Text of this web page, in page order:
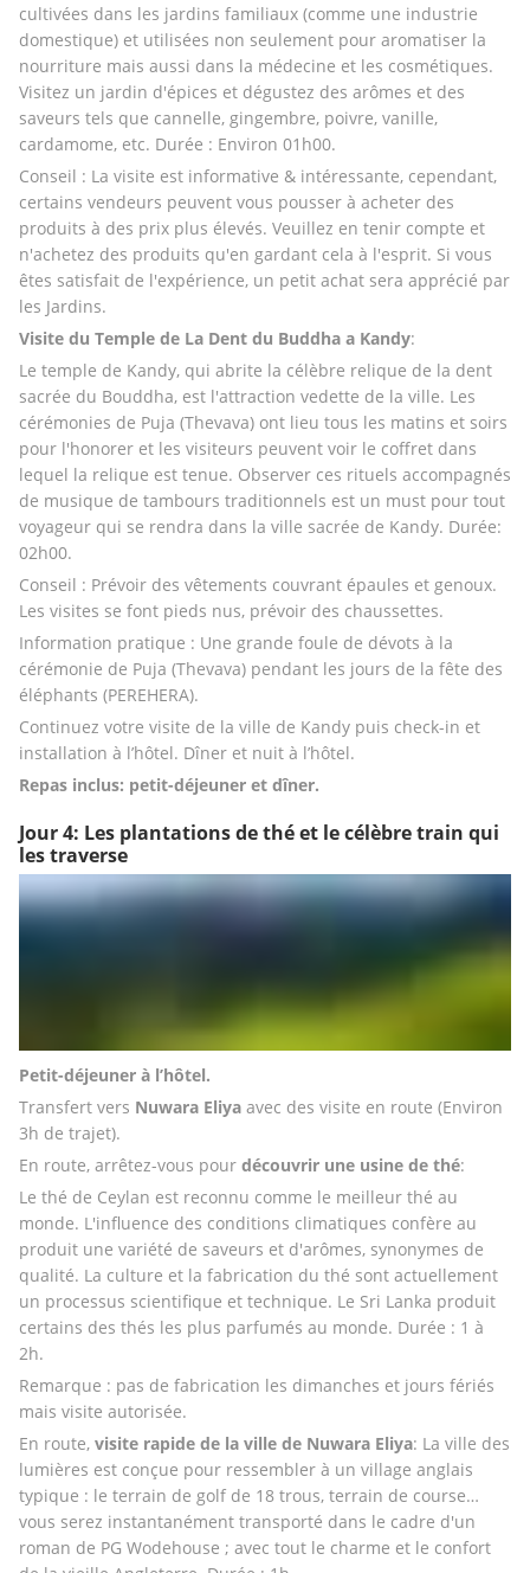
cultivées dans les jardins familiaux (comme une industrie
domestique) et utilisées non seulement pour aromatiser la
nourriture mais aussi dans la médecine et les cosmétiques.
Visitez un jardin d'épices et dégustez des arômes et des
saveurs tels que cannelle, gingembre, poivre, vanille,
cardamome, etc. Durée : Environ 01h00.
Conseil : La visite est informative & intéressante, cependant,
certains vendeurs peuvent vous pousser à acheter des
produits à des prix plus élevés. Veuillez en tenir compte et
n'achetez des produits qu'en gardant cela à l'esprit. Si vous
êtes satisfait de l'expérience, un petit achat sera apprécié par
les Jardins.
Visite du Temple de La Dent du Buddha a Kandy:
Le temple de Kandy, qui abrite la célèbre relique de la dent
sacrée du Bouddha, est l'attraction vedette de la ville. Les
cérémonies de Puja (Thevava) ont lieu tous les matins et soirs
pour l'honorer et les visiteurs peuvent voir le coffret dans
lequel la relique est tenue. Observer ces rituels accompagnés
de musique de tambours traditionnels est un must pour tout
voyageur qui se rendra dans la ville sacrée de Kandy. Durée:
02h00.
Conseil : Prévoir des vêtements couvrant épaules et genoux.
Les visites se font pieds nus, prévoir des chaussettes.
Information pratique : Une grande foule de dévots à la
cérémonie de Puja (Thevava) pendant les jours de la fête des
éléphants (PEREHERA).
Continuez votre visite de la ville de Kandy puis check-in et
installation à l’hôtel. Dîner et nuit à l’hôtel.
Repas inclus: petit-déjeuner et dîner.
Jour 4: Les plantations de thé et le célèbre train qui
les traverse
Petit-déjeuner à l’hôtel.
Transfert vers Nuwara Eliya avec des visite en route (Environ
3h de trajet).
En route, arrêtez-vous pour découvrir une usine de thé:
Le thé de Ceylan est reconnu comme le meilleur thé au
monde. L'influence des conditions climatiques confère au
produit une variété de saveurs et d'arômes, synonymes de
qualité. La culture et la fabrication du thé sont actuellement
un processus scientifique et technique. Le Sri Lanka produit
certains des thés les plus parfumés au monde. Durée : 1 à
2h.
Remarque : pas de fabrication les dimanches et jours fériés
mais visite autorisée.
En route, visite rapide de la ville de Nuwara Eliya: La ville des
lumières est conçue pour ressembler à un village anglais
typique : le terrain de golf de 18 trous, terrain de course…
vous serez instantanément transporté dans le cadre d'un
roman de PG Wodehouse ; avec tout le charme et le confort